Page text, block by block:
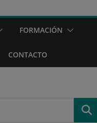
FORMACIÓN
CONTACTO